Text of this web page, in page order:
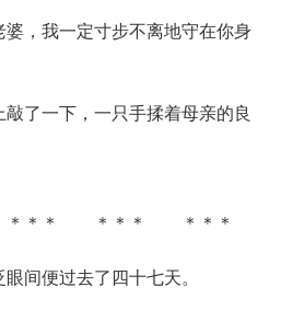
，我一定寸步不离地守在你身
了一下，一只手揉着母亲的良
＊ ＊＊＊
便过去了四十七天。